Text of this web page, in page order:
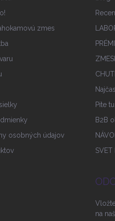
zmes
osobných údajov
Pite
B2B
SVET
na